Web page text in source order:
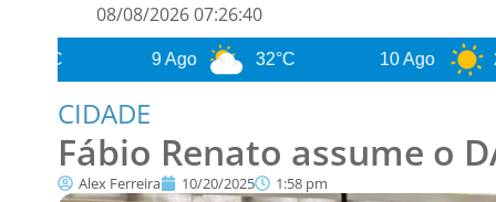
08/08/2026 07:26:42
9 Ago 32°C 10 Ago 24°C
CIDADE
Fábio Renato assume o
Alex Ferreira 10/20/2025 1:58 pm